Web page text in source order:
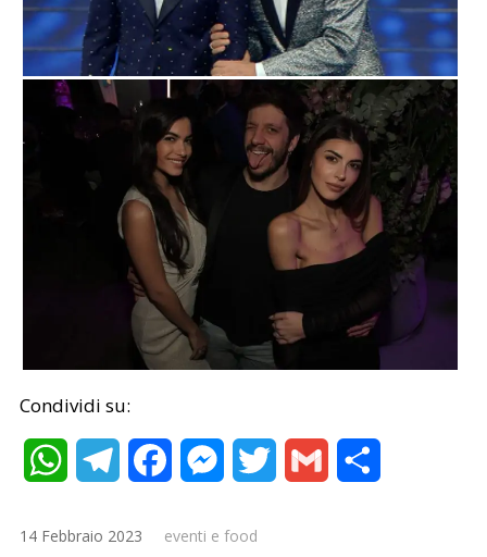
Condividi su:
WhatsAppTelegramFacebookMessenger
Twitter Gmail
14 Febbraio 2023
eventi e food